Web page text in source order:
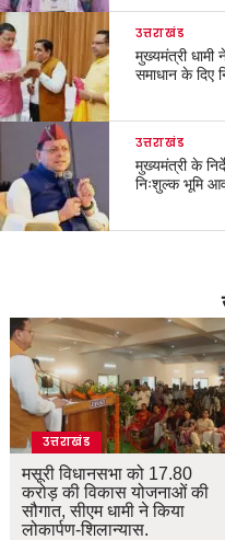
उत्तराखंड
मुख्यमंत्री धामी
समाधान के दिए
उत्तराखंड
मुख्यमंत्री के
निःशुल्क भूमि
उत्तराखंड
मसूरी विधानसभा को 17.80
करोड़ की विकास योजनाओं की
सौगात, सीएम धामी ने किया
लोकार्पण-शिलान्यास.